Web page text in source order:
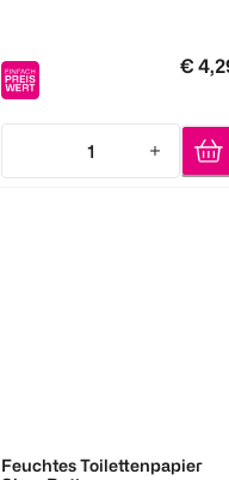
€
1
Quantity: 1
Feuchtes Toilettenpapier